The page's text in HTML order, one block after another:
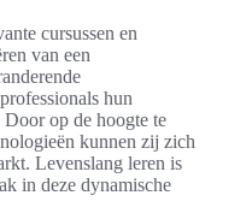
cursussen en
van een
hun
op de hoogte te
kunnen zij zich
Levenslang leren is
in deze dynamische